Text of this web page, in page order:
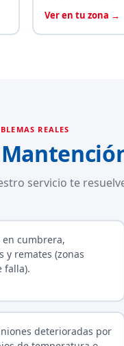
Ver en tu zona →
REALES
servicio te
en cumbrera,
y remates (zonas
falla).
deterioradas por